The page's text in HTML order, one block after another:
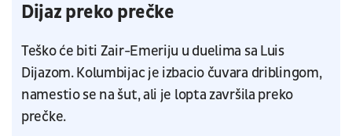
Dijaz preko prečke
Teško će biti Zair-Emeriju u duelima sa Luis
Dijazom. Kolumbijac je izbacio čuvara driblingom,
namestio se na šut, ali je lopta završila preko
prečke.